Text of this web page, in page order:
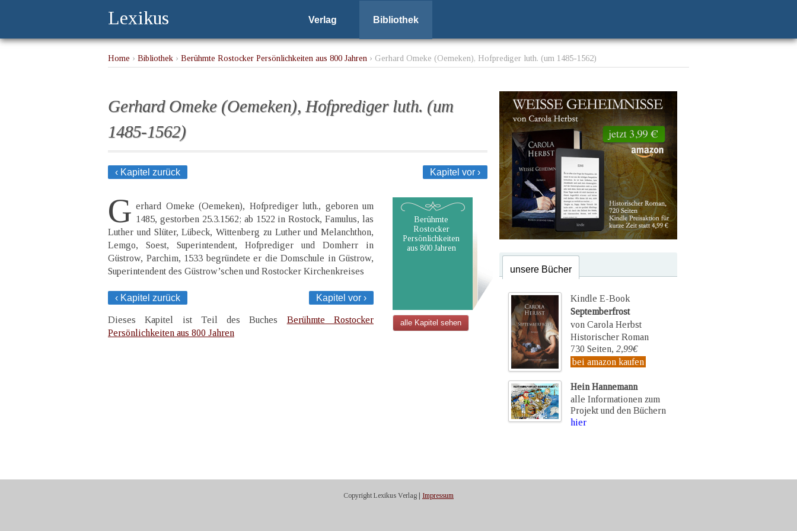
Lexikus Verlag Bibliothek
Home › Bibliothek › Berühmte Rostocker Persönlichkeiten aus 800 Jahren › Gerhard Omeke (Oemeken), Hofprediger luth. (um 1485-1562)
Gerhard Omeke (Oemeken), Hofprediger luth. (um
1485-1562)
‹ Kapitel zurück Kapitel vor ›
G erhard Omeke (Oemeken), Hofprediger luth., geboren um
1485, gestorben 25.3.1562; ab 1522 in Rostock, Famulus, las
Luther und Slüter, Lübeck, Wittenberg zu Luther und Melanchthon,
Lemgo, Soest, Superintendent, Hofprediger und Domherr in
Güstrow, Parchim, 1533 begründete er die Domschule in Güstrow,
Superintendent des Güstrow’schen und Rostocker Kirchenkreises
‹ Kapitel zurück Kapitel vor ›
Dieses Kapitel ist Teil des Buches Berühmte Rostocker
Persönlichkeiten aus 800 Jahren
Berühmte
Rostocker
Persönlichkeiten
aus 800 Jahren
alle Kapitel sehen
unsere Bücher
Kindle E-Book
Septemberfrost
von Carola Herbst
Historischer Roman
730 Seiten, 2,99€
bei amazon kaufen
Hein Hannemann
alle Informationen zum
Projekt und den Büchern
hier
Copyright Lexikus Verlag | Impressum